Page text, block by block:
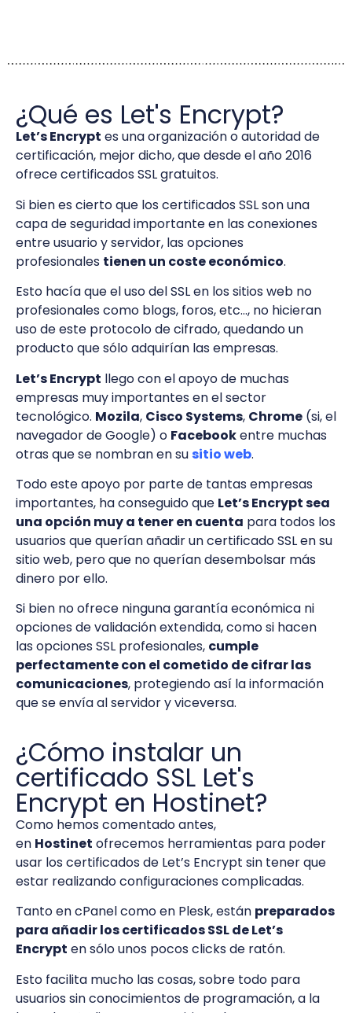
¿Qué es Let's Encrypt?
Let’s Encrypt es una organización o autoridad de
certificación, mejor dicho, que desde el año 2016
ofrece certificados SSL gratuitos.
Si bien es cierto que los certificados SSL son una
capa de seguridad importante en las conexiones
entre usuario y servidor, las opciones
profesionales tienen un coste económico.
Esto hacía que el uso del SSL en los sitios web no
profesionales como blogs, foros, etc…, no hicieran
uso de este protocolo de cifrado, quedando un
producto que sólo adquirían las empresas.
Let’s Encrypt llego con el apoyo de muchas
empresas muy importantes en el sector
tecnológico. Mozila, Cisco Systems, Chrome (si, el
navegador de Google) o Facebookentre muchas
otras que se nombran en susitio web.
Todo este apoyo por parte de tantas empresas
importantes, ha conseguido que Let’s Encrypt sea
una opción muy a tener en cuenta para todos los
usuarios que querían añadir un certificado SSL en su
sitio web, pero que no querían desembolsar más
dinero por ello.
Si bien no ofrece ninguna garantía económica ni
opciones de validación extendida, como si hacen
las opciones SSL profesionales, cumple
perfectamente con el cometido de cifrar las
comunicaciones, protegiendo así la información
que se envía al servidor y viceversa.
¿Cómo instalar un
certificado SSL Let's
Encrypt en Hostinet?
Como hemos comentado antes,
en Hostinet ofrecemos herramientas para poder
usar los certificados de Let’s Encrypt sin tener que
estar realizando configuraciones complicadas.
Tanto en cPanel como en Plesk, están preparados
para añadir los certificados SSL de Let’s
Encrypt en sólo unos pocos clicks de ratón.
Esto facilita mucho las cosas, sobre todo para
usuarios sin conocimientos de programación, a la